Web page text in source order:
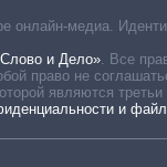
онлайн-медиа.
и Дело»
Все
право не
являются третьи
и